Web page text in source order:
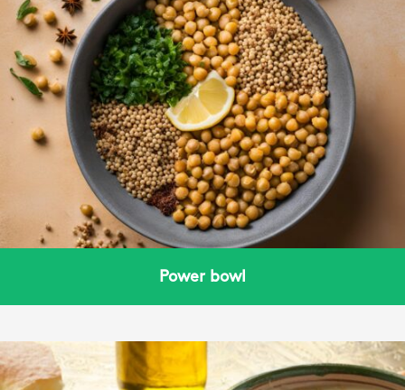
Power bowl